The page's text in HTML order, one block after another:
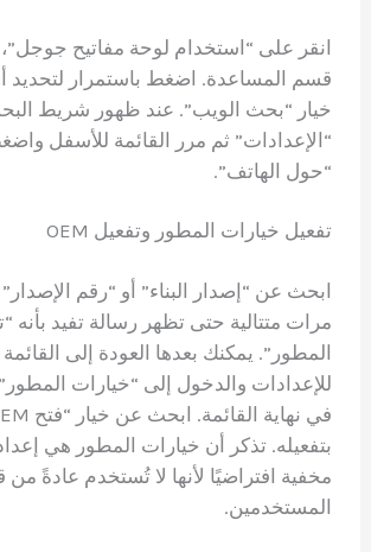
انقر على “استخدام لوحة مفاتيح
قسم المساعدة. اضغط باستمرار لتحديد
خيار “بحث الويب”. عند ظهور شريط
“الإعدادات” ثم مرر القائمة للأسفل
“حول الهاتف”.
تفعيل خيارات المطور وتفعيل OEM
مرات متتالية حتى تظهر رسالة تفيد بأنه
المطور”. يمكنك بعدها العودة إلى القائمة
للإعدادات والدخول إلى “خيارات
بتفعيله. تذكر أن خيارات المطور هي
مخفية افتراضيًا لأنها لا تُستخدم عادةً
المستخدمين.